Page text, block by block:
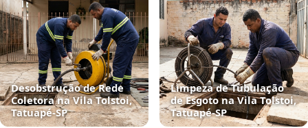
Desobstrução de Rede
Coletora na Vila Tolstoi,
Tatuapé‑SP
Limpeza de Tubulação
de Esgoto na Vila Tolstoi,
Tatuapé‑SP